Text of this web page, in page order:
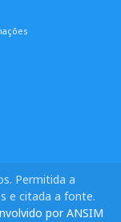
Permitida a
e citada a fonte.
por ANSIM